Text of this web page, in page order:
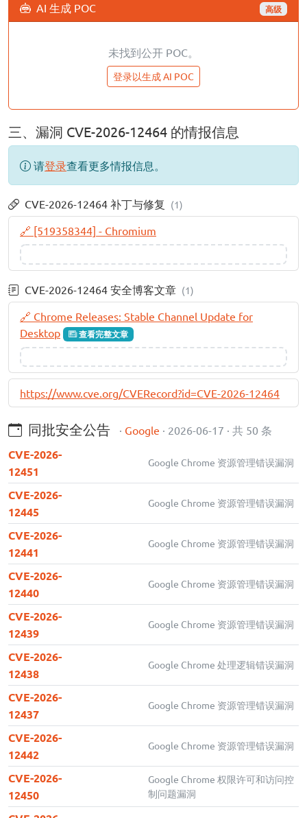
AI 生成 POC 高级
未找到公开 POC。
登录以生成 AI POC
三、漏洞 CVE-2026-12464 的情报信息
请登录查看更多情报信息。
CVE-2026-12464 补丁与修复 (1)
🔗 [519358344] - Chromium
CVE-2026-12464 安全博客文章 (1)
🔗 Chrome Releases: Stable Channel Update for
Desktop
查看完整文章
https://www.cve.org/CVERecord?id=CVE-2026-12464
同批安全公告 · Google · 2026-06-17 · 共 50 条
CVE-2026-
12451
Google Chrome 资源管理错误漏洞
CVE-2026-
12445
Google Chrome 资源管理错误漏洞
CVE-2026-
12441
Google Chrome 资源管理错误漏洞
CVE-2026-
12440
Google Chrome 资源管理错误漏洞
CVE-2026-
12439
Google Chrome 资源管理错误漏洞
CVE-2026-
12438
Google Chrome 处理逻辑错误漏洞
CVE-2026-
12437
Google Chrome 资源管理错误漏洞
CVE-2026-
12442
Google Chrome 资源管理错误漏洞
CVE-2026-
12450
Google Chrome 权限许可和访问控
制问题漏洞